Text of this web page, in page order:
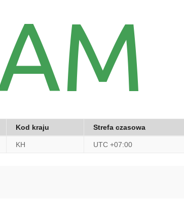
Kod kraju Strefa czasowa
KH UTC +07:00